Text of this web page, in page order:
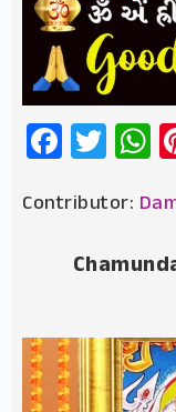
Contributor: